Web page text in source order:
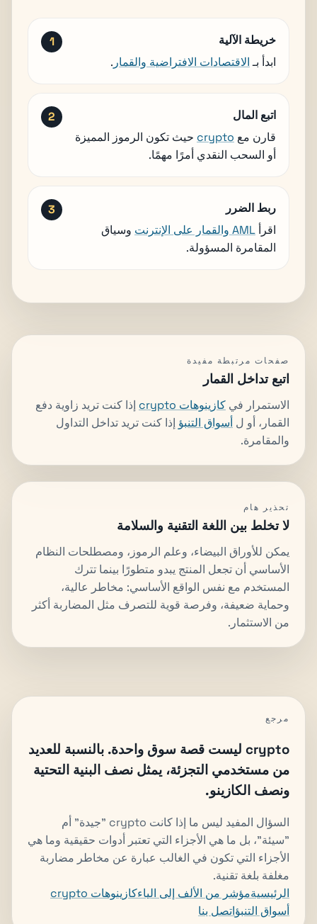
خريطة الآلية
ابدأ بـالاقتصادات الافتراضية والقمار .
اتبع المال
قارن مع crypto حيث تكون الرموز المميزة
أو السحب النقدي أمرًا مهمًا.
ربط الضرر
اقرأ AML والقمار على الإنترنت
وسياق
المقامرة المسؤولة.
صفحات مرتبطة مفيدة
اتبع تداخل القمار
الاستمرار في كازينوهات crypto
إذا كنت تريد زاوية دفع
القمار، أو ل أسواق التنبؤ إذا كنت تريد تداخل التداول
والمقامرة.
تحذير هام
لا تخلط بين اللغة التقنية والسلامة
يمكن للأوراق البيضاء، وعلم الرموز، ومصطلحات النظام
الأساسي أن تجعل المنتج يبدو متطورًا بينما تترك
المستخدم مع نفس الواقع الأساسي: مخاطر عالية،
وحماية ضعيفة، وفرصة قوية للتصرف مثل المضاربة أكثر
من الاستثمار.
مرجع
crypto ليست قصة سوق واحدة. بالنسبة للعديد
من مستخدمي التجزئة، يمثل نصف البنية التحتية
ونصف الكازينو.
السؤال المفيد ليس ما إذا كانت crypto "جيدة" أم
"سيئة"، بل ما هي الأجزاء التي تعتبر أدوات حقيقية وما هي
الأجزاء التي تكون في الغالب عبارة عن مخاطر مضاربة
مغلفة بلغة تقنية.
الرئيسيةمؤشر من الألف إلى الياءكازينوهات crypto
أسواق التنبؤاتصل بنا